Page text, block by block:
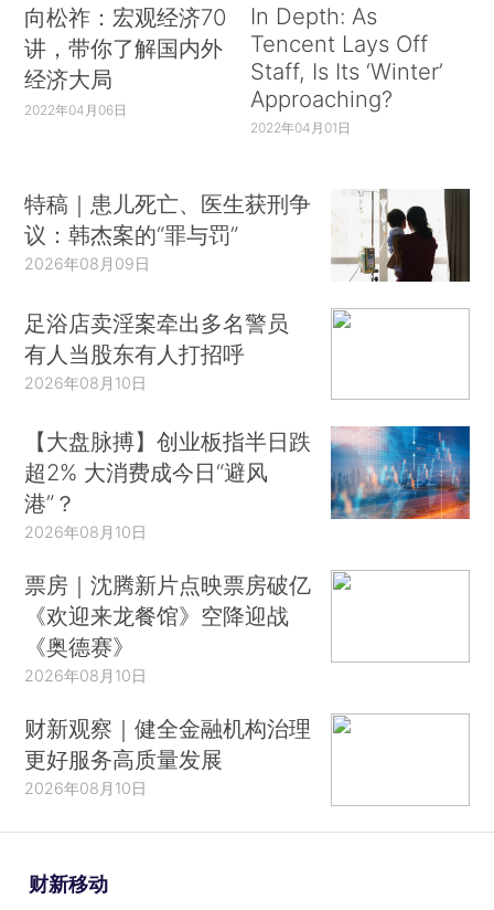
向松祚：宏观经济70
讲，带你了解国内外
经济大局
2022年04月06日
In Depth: As
Tencent Lays Off
Staff, Is Its ‘Winter’
Approaching?
2022年04月01日
特稿｜患儿死亡、医生获刑争
议：韩杰案的“罪与罚”
2026年08月09日
足浴店卖淫案牵出多名警员
有人当股东有人打招呼
2026年08月10日
【大盘脉搏】创业板指半日跌
超2% 大消费成今日“避风
港”？
2026年08月10日
票房｜沈腾新片点映票房破亿
《欢迎来龙餐馆》空降迎战
《奥德赛》
2026年08月10日
财新观察｜健全金融机构治理
更好服务高质量发展
2026年08月10日
财新移动